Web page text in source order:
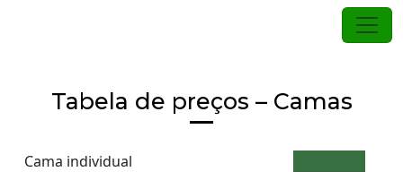
Tabela de preços – Camas
Cama individual